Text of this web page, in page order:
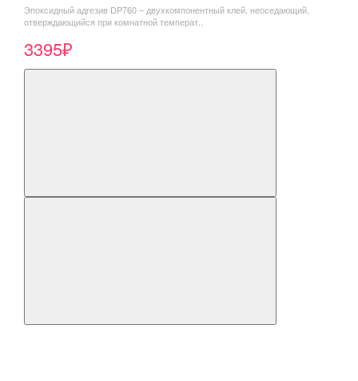
Эпоксидный адгезив DP760 – двухкомпонентный клей, неоседающий,
отверждающийся при комнатной температ..
3395₽